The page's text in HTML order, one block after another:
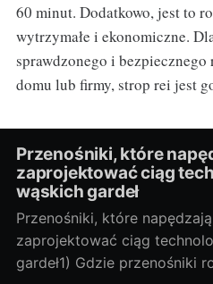
60 minut. Dodatkowo, jest to
wytrzymałe i ekonomiczne.
sprawdzonego i
domu lub firmy, strop rei jest
Przenośniki, które
zaprojektować ciąg
wąskich gardeł
Przenośniki, które
zaprojektować ciąg
gardeł1) Gdzie przenośniki